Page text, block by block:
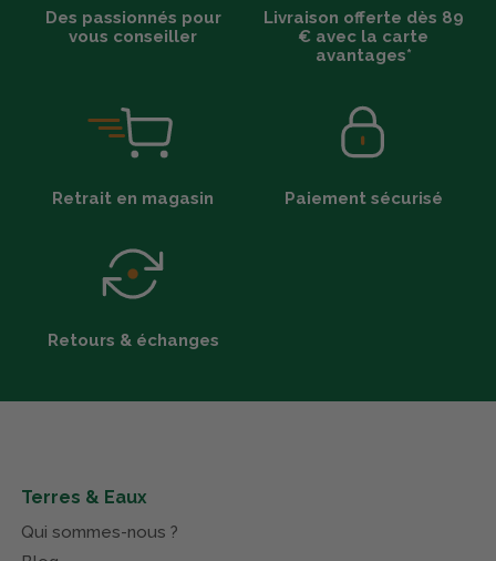
Des passionnés pour
vous conseiller
Livraison offerte dès 89
€ avec la carte
avantages*
Retrait en magasin Paiement sécurisé
Retours & échanges
Terres & Eaux
Qui sommes-nous ?